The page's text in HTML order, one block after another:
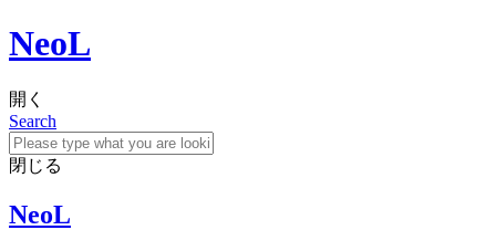
NeoL
開く
Search
閉じる
NeoL